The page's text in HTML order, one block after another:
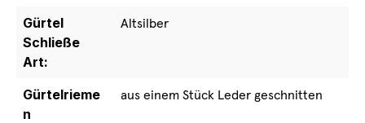
Gürtel
Schließe
Art:
Altsilber
Gürtelrieme
n
aus einem Stück Leder geschnitten